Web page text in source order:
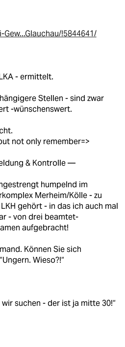
Gew...Glauchau/!5844641/
- ermittelt.
Stellen - sind zwar
-wünschenswert.
not only remember=>
& Kontrolle —
humpelnd im
Merheim/Kölle - zu
gehört - in das ich auch mal
- von drei beamtet-
aufgebracht!
Können Sie sich
Wieso?!“
wir suchen - der ist ja mitte 30!“